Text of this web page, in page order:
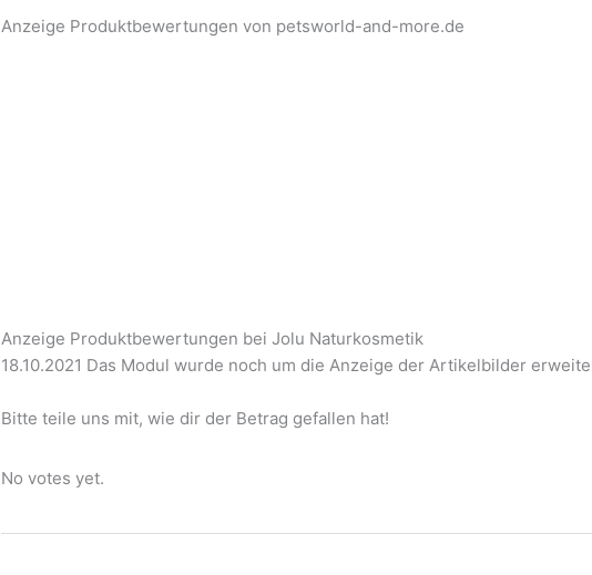
Anzeige Produktbewertungen von petsworld-and-more.de
Anzeige Produktbewertungen bei Jolu Naturkosmetik
18.10.2021 Das Modul wurde noch um die Anzeige der Artikelbilder
Bitte teile uns mit, wie dir der Betrag gefallen hat!
No votes yet.